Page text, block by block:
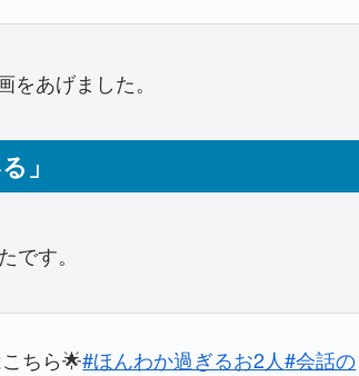
あげました。
」
です。
ちら🌟#ほんわか過ぎるお2人#会話の